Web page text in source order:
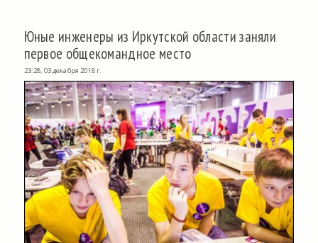
Юные инженеры из Иркутской области заняли
первое общекомандное место
23:28, 03 декабря 2018 г.